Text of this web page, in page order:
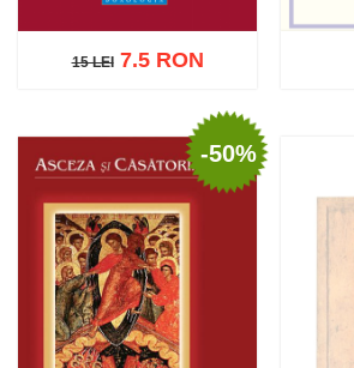
15 LEI
Adaugă în coș Wishlist
15 LEI7.5 RON
-50%